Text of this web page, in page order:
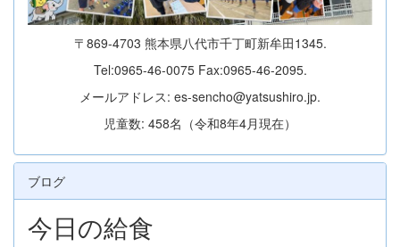
〒869-4703 熊本県八代市千丁町新牟田1345.
Tel:0965-46-0075 Fax:0965-46-2095.
メールアドレス: es-sencho@yatsushiro.jp.
児童数: 458名（令和8年4月現在）
ブログ
今日の給食